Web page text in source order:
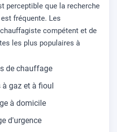
perceptible que la recherche
fréquente. Les
compétent et de
les plus populaires à
de chauffage
gaz et à fioul
à domicile
d'urgence